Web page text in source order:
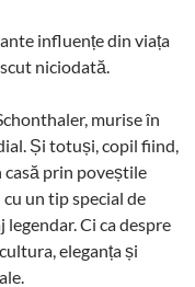
influențe din viața
niciodată.
murise în
Și totuși, copil fiind,
casă prin poveștile
un tip special de
legendar. Ci ca despre
eleganța și